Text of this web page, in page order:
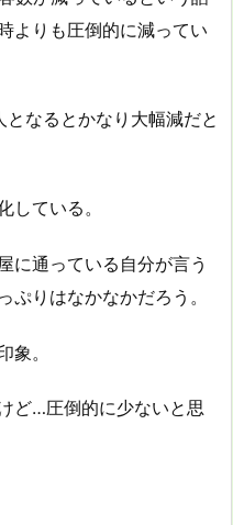
よりも圧倒的に減ってい
なるとかなり大幅減だと
している。
に通っている自分が言う
りはなかなかだろう。
象。
ど…圧倒的に少ないと思